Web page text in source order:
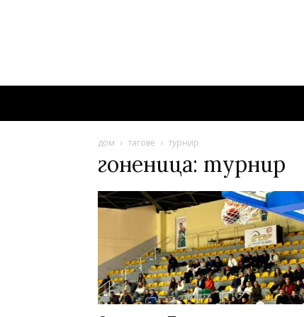
дом тагове турнир
гоненица: турнир